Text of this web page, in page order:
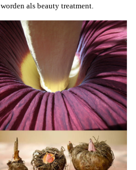
als beauty treatment.